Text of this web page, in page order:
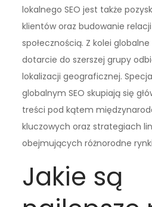
lokalnego SEO jest także
klientów oraz budowanie
społecznością. Z kolei
dotarcie do szerszej grupy
lokalizacji geograficznej.
globalnym SEO skupiają się
treści pod kątem
kluczowych oraz strategiach
obejmujących różnorodne
Jakie są